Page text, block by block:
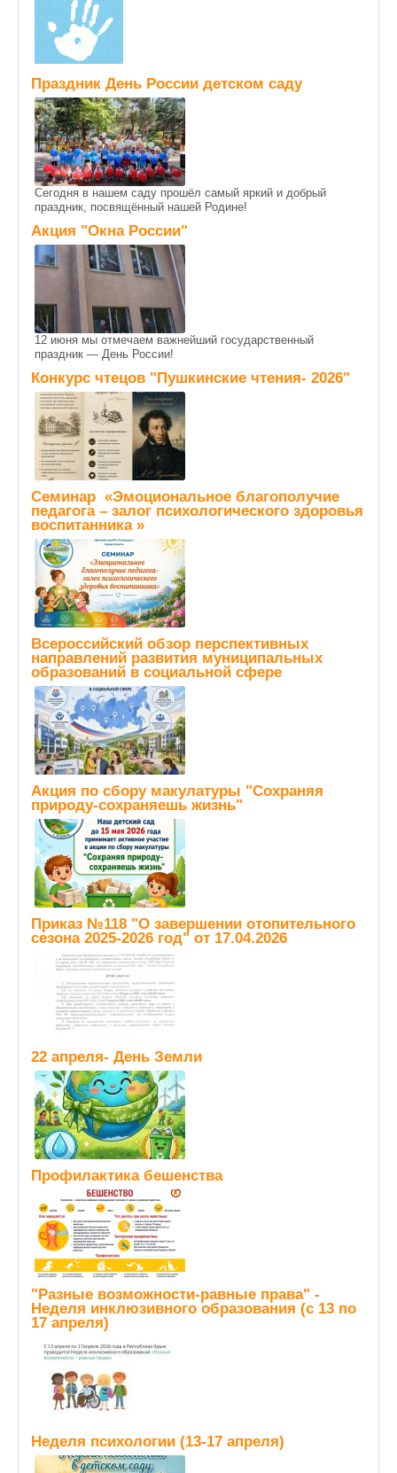
Праздник День России детском саду
Сегодня в нашем саду прошёл самый яркий и добрый
праздник, посвящённый нашей Родине!
Акция "Окна России"
12 июня мы отмечаем важнейший государственный
праздник — День России!
Конкурс чтецов "Пушкинские чтения- 2026"
Семинар «Эмоциональное благополучие
педагога – залог психологического здоровья
воспитанника »
Всероссийский обзор перспективных
направлений развития муниципальных
образований в социальной сфере
Акция по сбору макулатуры "Сохраняя
природу-сохраняешь жизнь"
Приказ №118 "О завершении отопительного
сезона 2025-2026 год" от 17.04.2026
22 апреля- День Земли
Профилактика бешенства
"Разные возможности-равные права" -
Неделя инклюзивного образования (с 13 по
17 апреля)
Неделя психологии (13-17 апреля)